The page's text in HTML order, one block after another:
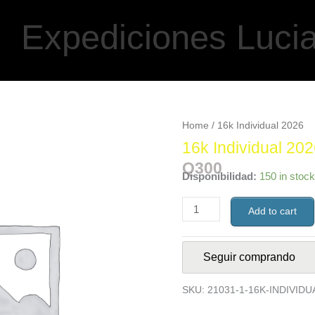
Expediciones
Home / 16k Individual 2026
16k Individual
Q300
Disponibilidad: 150 in stock
16k
Individual
quantity
Add to cart
Seguir comprando
SKU: 21031-1-16K-